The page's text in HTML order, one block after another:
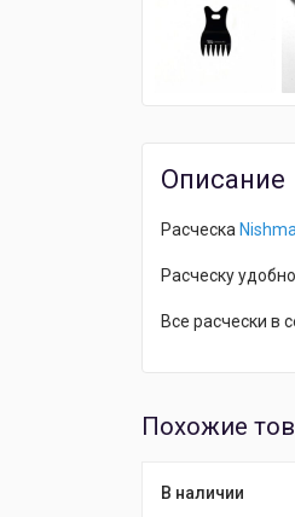
Описание
Расческа
Расческу
Все расчески в
Похожие
В наличии